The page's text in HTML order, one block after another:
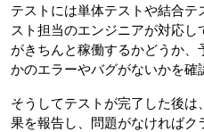
テストには単体テストや結合
スト担当のエンジニアが対応し
がきちんと稼働するかどうか
かのエラーやバグがないかを確
そうしてテストが完了した後
果を報告し、問題がなければ